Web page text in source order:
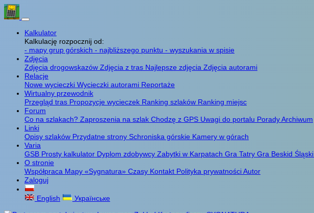
Kalkulator
Kalkulację rozpocznij od:
- mapy grup górskich - najbliższego punktu - wyszukania w spisie
Zdjęcia
Zdjęcia drogowskazów Zdjęcia z tras Najlepsze zdjęcia Zdjęcia autorami
Relacje
Nowe wycieczki Wycieczki autorami Reportaże
Wirtualny przewodnik
Przegląd tras Propozycje wycieczek Ranking szlaków Ranking miejsc
Forum
Co na szlakach? Zaproszenia na szlak Chodzę z GPS Uwagi do portalu PoradyArchiwum
Linki
Opisy szlaków Przydatne strony Schroniska górskie Kamery w górach
Varia
GSB Prosty kalkulator Dyplom zdobywcy Zabytki w Karpatach Gra Tatry Gra Beskid Śląski
O stronie
Współpraca Mapy «Sygnatura» Czasy Kontakt Polityka prywatnościAutor
Zaloguj
English Українське